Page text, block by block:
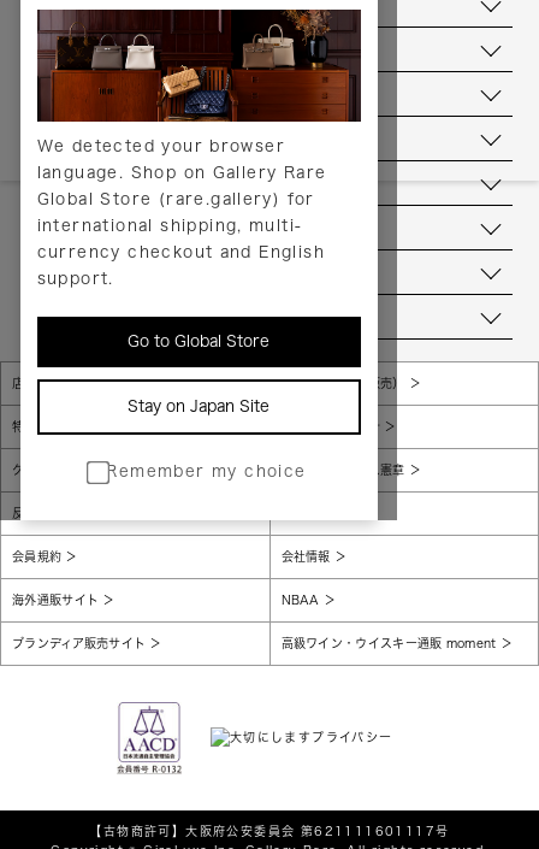
We detected your browser
language. Shop on Gallery Rare
Global Store (rare.gallery) for
international shipping, multi-
currency checkout and English
support.
Go to Global Store
Stay on Japan Site
Remember my choice
お支払いについて
配送について
送料について
返品について
ヘルプ
お問い合わせ
当店について
店舗一覧 販売規約（店頭販売）
特定商取引法に基づく表示 個人情報保護方針
グローバルプライバシーポリシー コンプライアンス憲章
反社会的勢力に対する基本方針
会員規約 会社情報
海外通販サイト NBAA
ブランディア販売サイト 高級ワイン・ウイスキー通販 moment
【古物商許可】大阪府公安委員会 第621111601117号